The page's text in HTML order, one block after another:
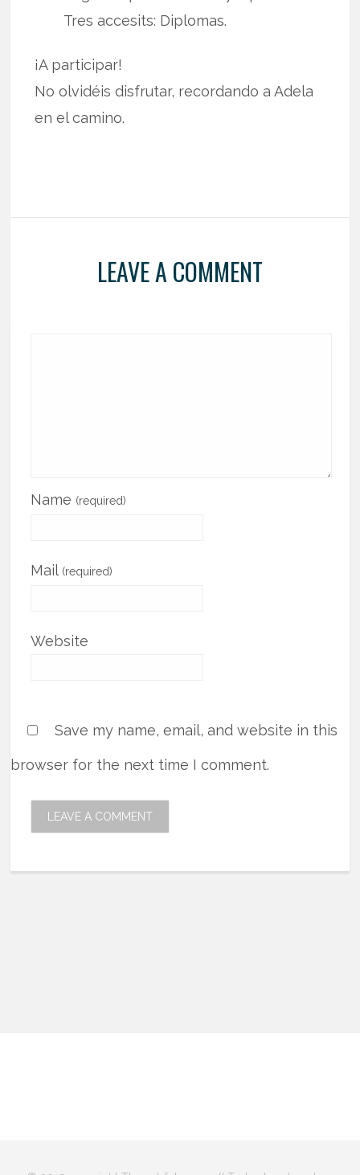
Tres accesits: Diplomas.
¡A participar!
No olvidéis disfrutar, recordando a Adela
en el camino.
LEAVE A COMMENT
Name (required)
Mail (required)
Website
Save my name, email, and website in this
browser for the next time I comment.